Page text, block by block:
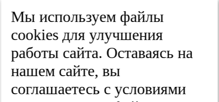
ди­аг­нос­ти­
ка и про­
фи­лак­ти­ка.
Мы используем файлы
cооkies для улучшения
работы сайта. Оставаясь на
нашем сайте, вы
соглашаетесь с условиями